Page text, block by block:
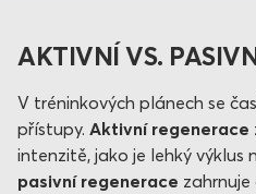
AKTIVNÍ VS.
V tréninkových plánech se
přístupy. Aktivní regenerace
intenzitě, jako je lehký
pasivní regenerace